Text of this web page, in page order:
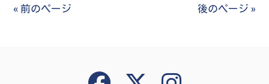
« 前のページ 後のページ »